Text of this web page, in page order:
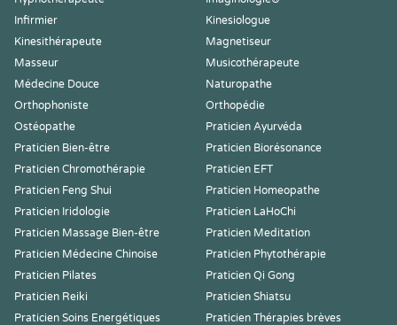
Infirmier
Kinesiologue
Kinesithérapeute
Magnetiseur
Masseur
Musicothérapeute
Médecine Douce
Naturopathe
Orthophoniste
Orthopédie
Ostéopathe
Praticien Ayurvéda
Praticien Bien-être
Praticien Biorésonance
Praticien Chromothérapie
Praticien EFT
Praticien Feng Shui
Praticien Homeopathe
Praticien Iridologie
Praticien LaHoChi
Praticien Massage Bien-être
Praticien Meditation
Praticien Médecine Chinoise
Praticien Phytothérapie
Praticien Pilates
Praticien Qi Gong
Praticien Reiki
Praticien Shiatsu
Praticien Soins Energétiques
Praticien Thérapies brèves